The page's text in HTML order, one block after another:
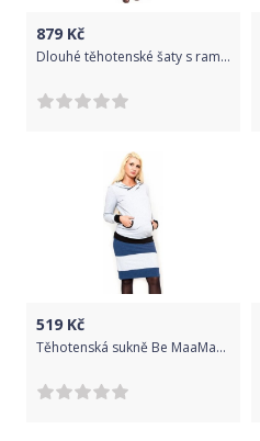
879 Kč
Dlouhé těhotenské šaty s ramínky - tm. modré
519 Kč
Těhotenská sukně Be MaaMaa - LORA jeans/sv. šedé, Velikosti těh. moda XL (42)